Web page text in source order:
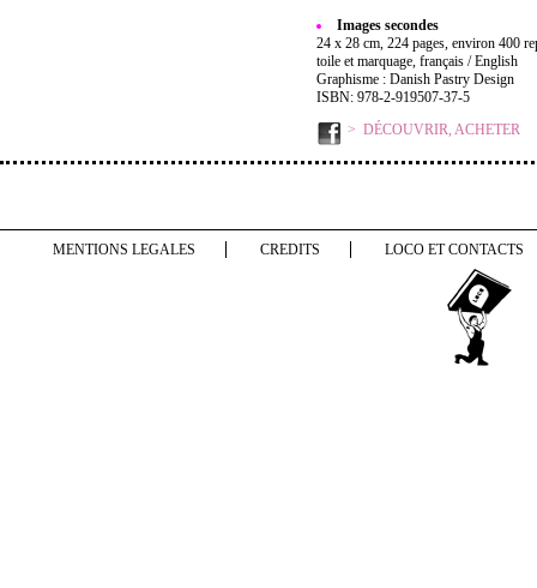
Images secondes
24 x 28 cm, 224 pages, environ 400
toile et marquage, français / English
Graphisme : Danish Pastry Design
ISBN: 978-2-919507-37-5
DÉCOUVRIR, ACHETER
MENTIONS LEGALES CREDITS LOCO ET CONTACTS